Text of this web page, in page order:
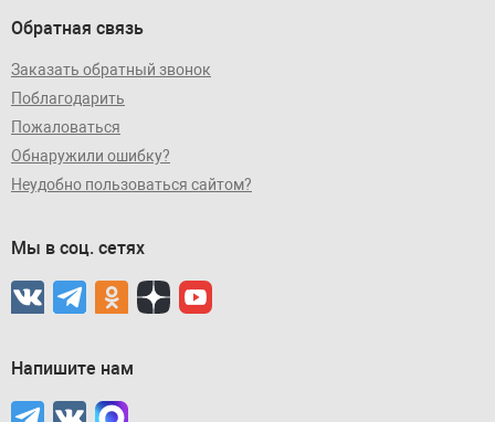
Обратная связь
Заказать обратный звонок
Поблагодарить
Пожаловаться
Обнаружили ошибку?
Неудобно пользоваться сайтом?
Мы в соц. сетях
Напишите нам